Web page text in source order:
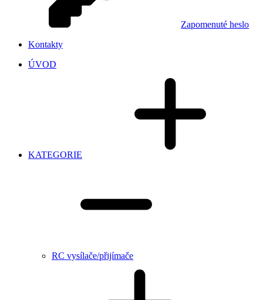
Zapomenuté heslo
Kontakty
ÚVOD
KATEGORIE
RC vysílače/přijímače